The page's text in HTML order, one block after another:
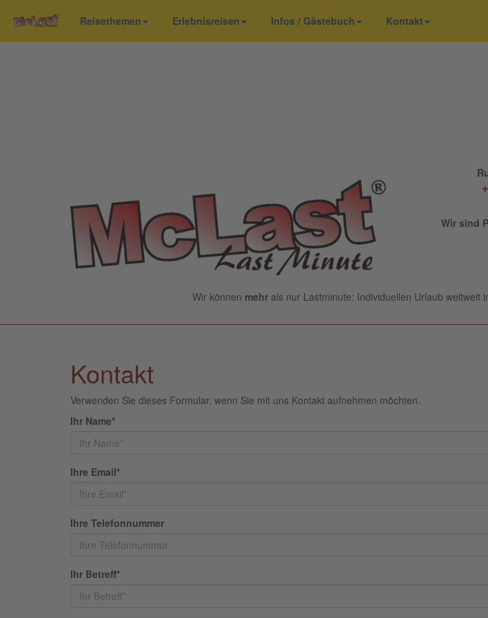
Wir sind
Wir können mehrals nur Lastminute: Individuellen Urlaub weltweit
Reisethemen Erlebnisreisen Infos / Gästebuch Kontakt
Kontakt
Verwenden Sie dieses Formular, wenn Sie mit uns Kontakt aufnehmen möchten.
Ihr Name*
Ihre Email*
Ihre Telefonnummer
Ihr Betreff*